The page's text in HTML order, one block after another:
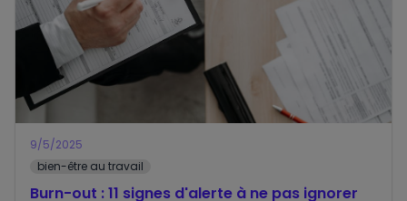
9/5/2025
bien-être au travail
Burn-out : 11 signes d'alerte à ne pas ignorer